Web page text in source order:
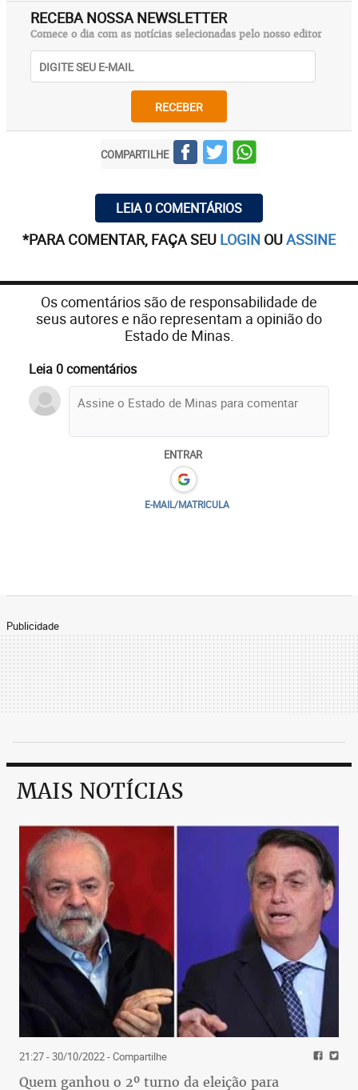
RECEBA NOSSA NEWSLETTER
Comece o dia com as notícias selecionadas pelo nosso editor
RECEBER
COMPARTILHE
LEIA 0 COMENTÁRIOS
*PARA COMENTAR, FAÇA SEU LOGIN OUASSINE
Os comentários são de responsabilidade de
seus autores e não representam a opinião do
Estado de Minas.
Leia 0 comentários
ENTRAR
E-MAIL/MATRICULA
Publicidade
MAIS NOTÍCIAS
21:27 - 30/10/2022- Compartilhe
Quem ganhou o 2º turno da eleição para